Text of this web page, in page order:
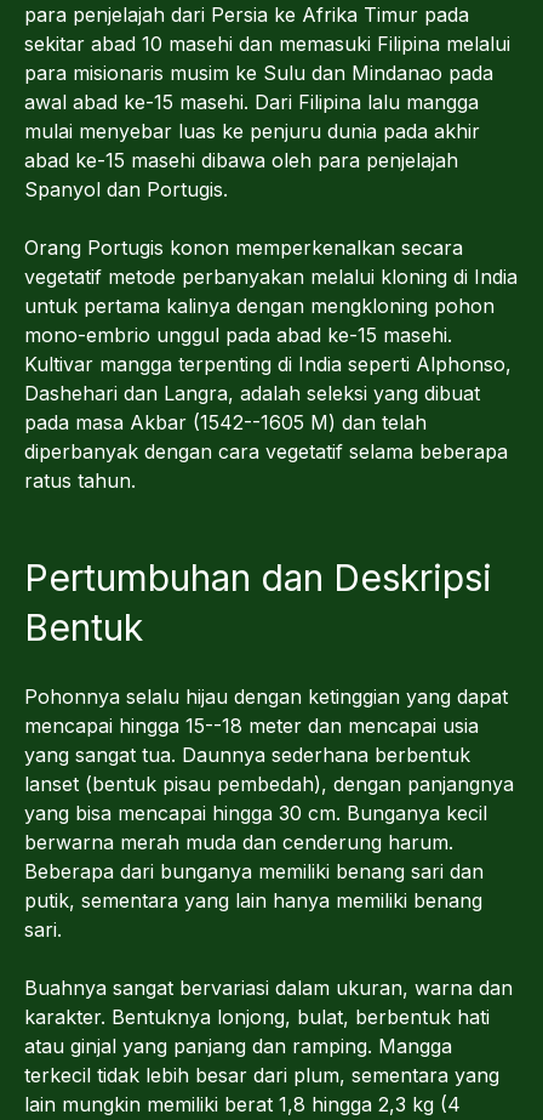
para penjelajah dari Persia ke Afrika Timur pada
sekitar abad 10 masehi dan memasuki Filipina melalui
para misionaris musim ke Sulu dan Mindanao pada
awal abad ke-15 masehi. Dari Filipina lalu mangga
mulai menyebar luas ke penjuru dunia pada akhir
abad ke-15 masehi dibawa oleh para penjelajah
Spanyol dan Portugis.
Orang Portugis konon memperkenalkan secara
vegetatif metode perbanyakan melalui kloning di India
untuk pertama kalinya dengan mengkloning pohon
mono-embrio unggul pada abad ke-15 masehi.
Kultivar mangga terpenting di India seperti Alphonso,
Dashehari dan Langra, adalah seleksi yang dibuat
pada masa Akbar (1542--1605 M) dan telah
diperbanyak dengan cara vegetatif selama beberapa
ratus tahun.
Pertumbuhan dan Deskripsi
Bentuk
Pohonnya selalu hijau dengan ketinggian yang dapat
mencapai hingga 15--18 meter dan mencapai usia
yang sangat tua. Daunnya sederhana berbentuk
lanset (bentuk pisau pembedah), dengan panjangnya
yang bisa mencapai hingga 30 cm. Bunganya kecil
berwarna merah muda dan cenderung harum.
Beberapa dari bunganya memiliki benang sari dan
putik, sementara yang lain hanya memiliki benang
sari.
Buahnya sangat bervariasi dalam ukuran, warna dan
karakter. Bentuknya lonjong, bulat, berbentuk hati
atau ginjal yang panjang dan ramping. Mangga
terkecil tidak lebih besar dari plum, sementara yang
lain mungkin memiliki berat 1,8 hingga 2,3 kg (4